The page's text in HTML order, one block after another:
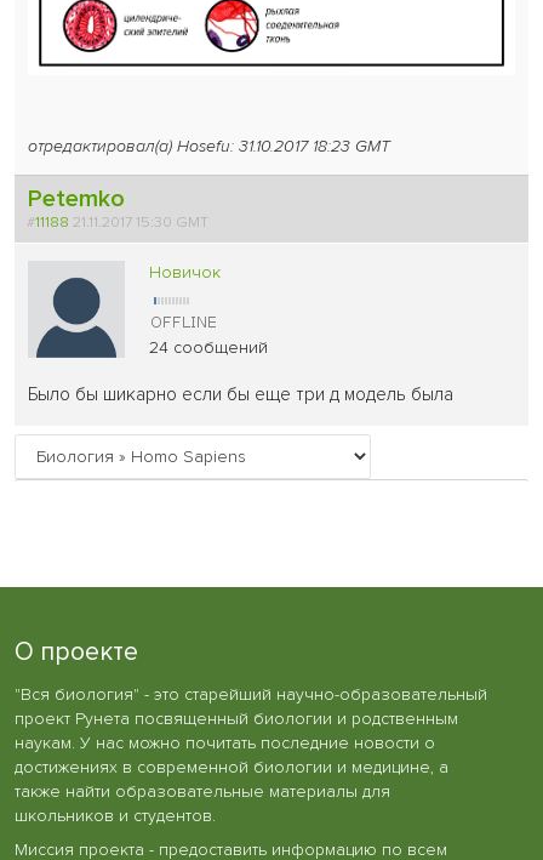
отредактировал(а) Hosefu: 31.10.2017 18:23 GMT
Petemko
#11188 21.11.2017 15:30 GMT
Новичок
24 сообщений
Было бы шикарно если бы еще три д модель была
О проекте
"Вся биология" - это старейший научно-образовательный
проект Рунета посвященный биологии и родственным
наукам. У нас можно почитать последние новости о
достижениях в современной биологии и медицине, а
также найти образовательные материалы для
школьников и студентов.
Миссия проекта - предоставить информацию по всем